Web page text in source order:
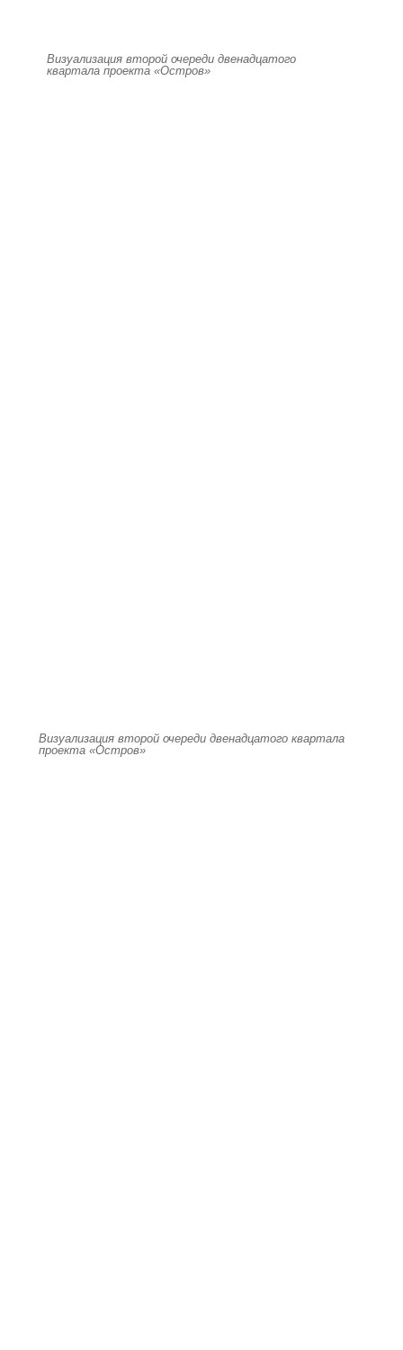
Визуализация второй очереди двенадцатого
квартала проекта «Остров»
Визуализация второй очереди двенадцатого квартала
проекта «Остров»